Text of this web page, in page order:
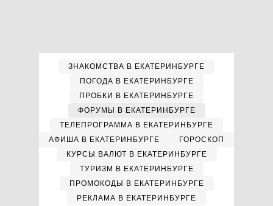
ЗНАКОМСТВА В ЕКАТЕРИНБУРГЕ
ПОГОДА В ЕКАТЕРИНБУРГЕ
ПРОБКИ В ЕКАТЕРИНБУРГЕ
ФОРУМЫ В ЕКАТЕРИНБУРГЕ
ТЕЛЕПРОГРАММА В ЕКАТЕРИНБУРГЕ
АФИША В ЕКАТЕРИНБУРГЕ
ГОРОСКОП
КУРСЫ ВАЛЮТ В ЕКАТЕРИНБУРГЕ
ТУРИЗМ В ЕКАТЕРИНБУРГЕ
ПРОМОКОДЫ В ЕКАТЕРИНБУРГЕ
РЕКЛАМА В ЕКАТЕРИНБУРГЕ